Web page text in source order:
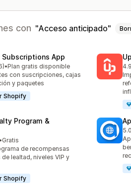
con Acceso anticipado
App
en total
•Plan gratis disponible
con suscripciones, cajas
y paquetes
Shopify
4.9
Program &
en total
•Gratis
de recompensas
lealtad, niveles VIP y
Shopify
5.0